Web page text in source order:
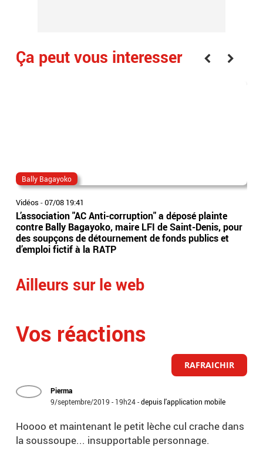
Ça peut vous interesser
Bally Bagayoko
Vidéos -07/08 19:41
L’association "AC Anti-corruption" a déposé plainte
contre Bally Bagayoko, maire LFI de Saint-Denis, pour
des soupçons de détournement de fonds publics et
d’emploi fictif à la RATP
Ailleurs sur le web
Vos réactions
RAFRAICHIR
Pierma
9/septembre/2019 - 19h24-depuis l'application mobile
Hoooo et maintenant le petit lèche cul crache dans
la soussoupe... insupportable personnage.